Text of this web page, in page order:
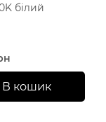
білий
В кошик